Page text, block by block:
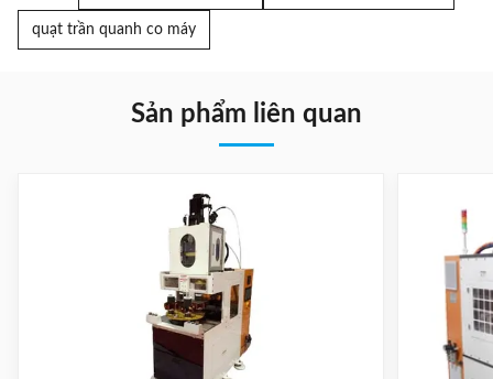
quạt trần quanh co máy
Sản phẩm liên quan